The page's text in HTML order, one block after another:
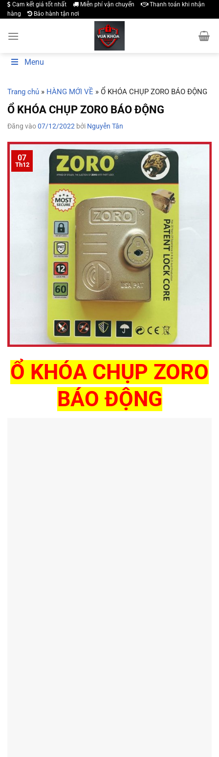
Bỏ
qua
dung
Cam kết giá tốt nhất Miễn phí vận chuyển
Thanh toán khi nhận
hàng
Bảo hành tận nơi
Menu
Trang chủ » HÀNG MỚI VỀ » Ổ KHÓA CHỤP ZORO BÁO ĐỘNG
Ổ KHÓA CHỤP ZORO BÁO ĐỘNG
Đăng vào07/12/2022 bởi Nguyễn Tân
07
Th12
Ổ KHÓA CHỤP ZORO
BÁO ĐỘNG